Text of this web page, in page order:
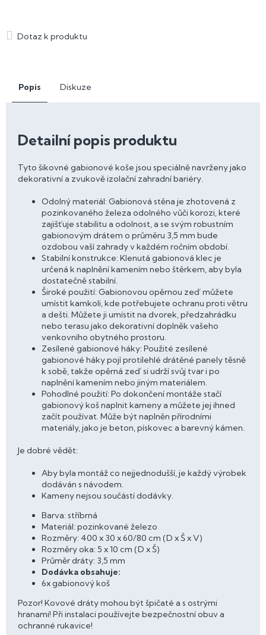
Popis Diskuze
Detailní popis produktu
Tyto šikovné gabionové koše jsou speciálně navrženy jako
dekorativní a zvukově izolační zahradní bariéry.
Odolný materiál: Gabionová stěna je zhotovená z
pozinkovaného železa odolného vůči korozi, které
zajišťuje stabilitu a odolnost, a se svým robustním
gabionovým drátem o průměru 3,5 mm bude
ozdobou vaší zahrady v každém ročním období.
Stabilní konstrukce: Klenutá gabionová klec je
určená k naplnění kamením nebo štěrkem, aby byla
dostatečně stabilní.
Široké použití: Gabionovou opěrnou zeď můžete
umístit kamkoli, kde potřebujete ochranu proti větru
a dešti. Můžete ji umístit na dvorek, předzahrádku
nebo terasu jako dekorativní doplněk vašeho
venkovního obytného prostoru.
Zesílené gabionové háky: Použité zesílené
gabionové háky pojí protilehlé drátěné panely těsně
k sobě, takže opěrná zeď si udrží svůj tvar i po
naplnění kamením nebo jiným materiálem.
Pohodlné použití: Po dokončení montáže stačí
gabionový koš naplnit kameny a můžete jej ihned
začít používat. Může být naplněn přírodními
materiály, jako je beton, pískovec a barevný kámen.
Je dobré vědět:
Aby byla montáž co nejjednodušší, je každý výrobek
dodáván s návodem.
Kameny nejsou součástí dodávky.
Barva: stříbrná
Materiál: pozinkované železo
Rozměry: 400 x 30 x 60/80 cm (D x Š x V)
Rozměry oka: 5 x 10 cm (D x Š)
Průměr dráty: 3,5 mm
Dodávka obsahuje:
6x gabionový koš
Pozor! Kovové dráty mohou být špičaté a s ostrými
hranami! Při instalaci používejte bezpečnostní obuv a
ochranné rukavice!